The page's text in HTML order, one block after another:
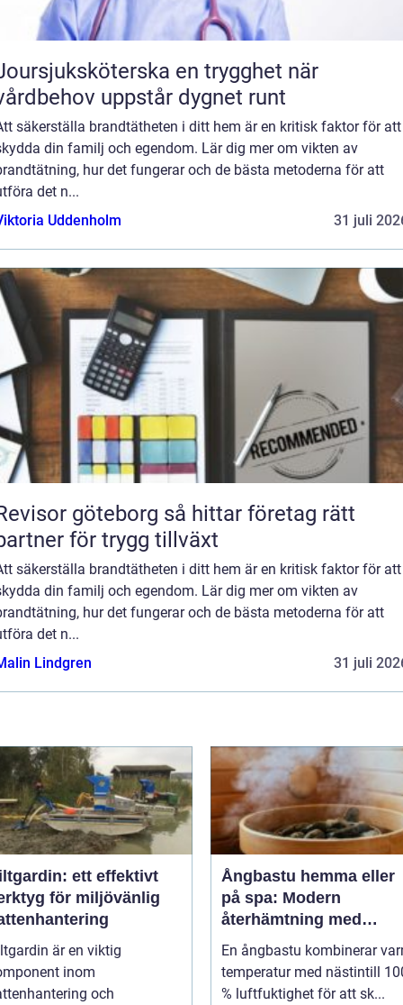
en trygghet när
uppstår dygnet runt
säkerställa brandtätheten i ditt hem är en kritisk faktor för att
din familj och egendom. Lär dig mer om vikten av
hur det fungerar och de bästa metoderna för att
det n...
Uddenholm
31 juli
göteborg så hittar företag rätt
för trygg tillväxt
säkerställa brandtätheten i ditt hem är en kritisk faktor för att
din familj och egendom. Lär dig mer om vikten av
hur det fungerar och de bästa metoderna för att
det n...
Lindgren
31 juli
ett effektivt
för miljövänlig
är en viktig
inom
och
Ångbastu hemma eller
på spa: Modern
återhämtning med
uråldrig logik
En ångbastu kombinerar
temperatur med nästintill
% luftfuktighet för att sk...